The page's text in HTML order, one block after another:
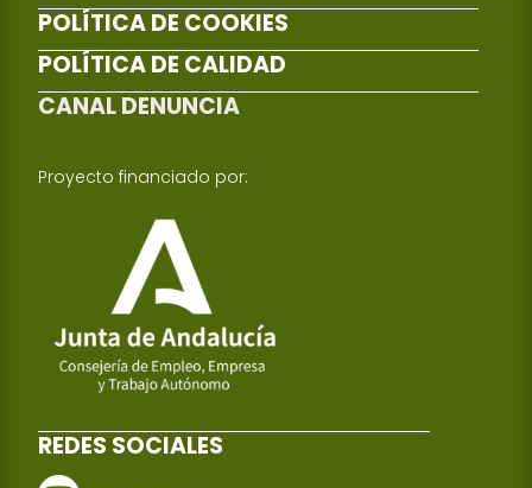
POLÍTICA DE COOKIES
POLÍTICA DE CALIDAD
CANAL DENUNCIA
Proyecto financiado por:
REDES SOCIALES